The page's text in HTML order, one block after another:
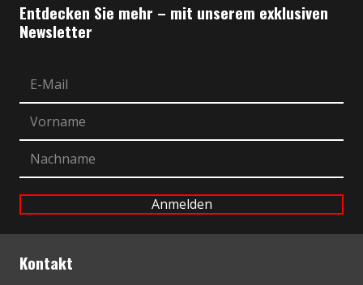
Entdecken Sie mehr – mit unserem exklusiven
Newsletter
Kontakt